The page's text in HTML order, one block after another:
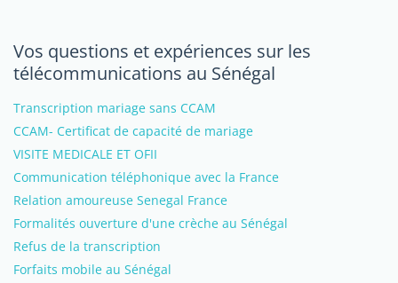
Vos questions et expériences sur les
télécommunications au Sénégal
Transcription mariage sans CCAM
CCAM- Certificat de capacité de mariage
VISITE MEDICALE ET OFII
Communication téléphonique avec la France
Relation amoureuse Senegal France
Formalités ouverture d'une crèche au Sénégal
Refus de la transcription
Forfaits mobile au Sénégal